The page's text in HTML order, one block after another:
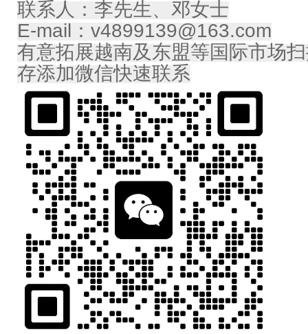
联系人：李先生、邓女士
E-mail：v4899139@163.com
有意拓展越南及东盟等国际市场
存添加微信快速联系